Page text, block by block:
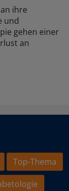
ihre
und
gehen einer
an
Top-Thema